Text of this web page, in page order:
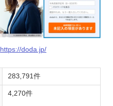
https://doda.jp/
283,791件
4,270件